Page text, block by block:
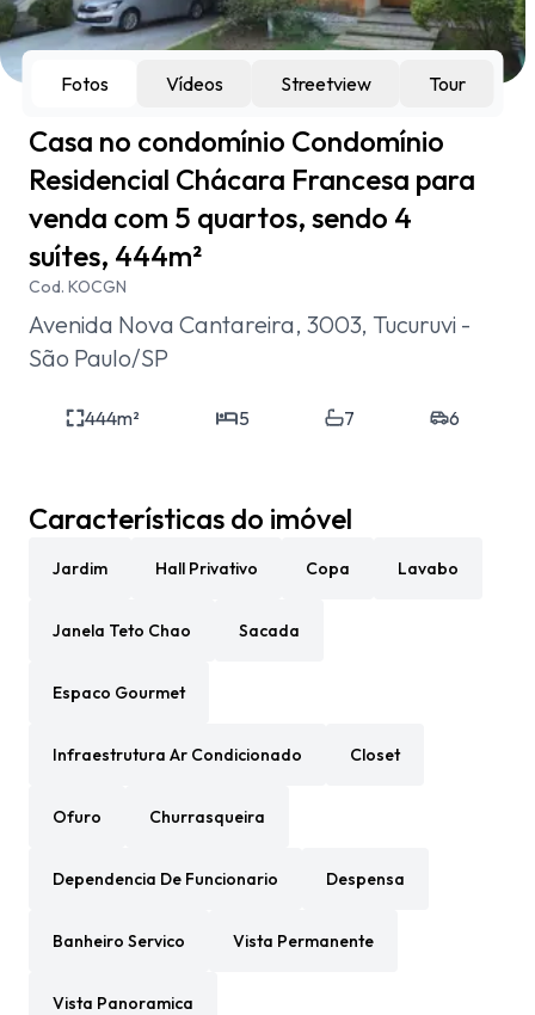
Fotos Vídeos Streetview Tour
Casa no condomínio Condomínio
Residencial Chácara Francesa para
venda com 5 quartos, sendo 4
suítes, 444m²
Cod. KOCGN
Avenida Nova Cantareira, 3003, Tucuruvi -
São Paulo/SP
444m² 5 7 6
Características do imóvel
Jardim Hall Privativo Copa Lavabo
Janela Teto Chao Sacada
Espaco Gourmet
Infraestrutura Ar Condicionado Closet
Ofuro Churrasqueira
Dependencia De Funcionario Despensa
Banheiro Servico Vista Permanente
Vista Panoramica